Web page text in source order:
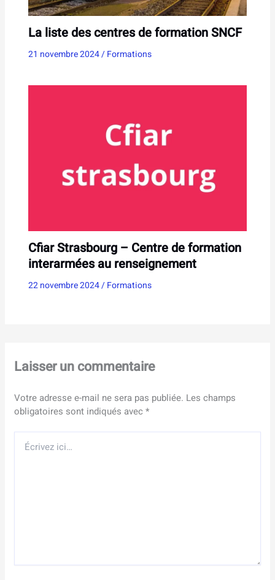
La liste des centres de formation SNCF
21 novembre 2024/Formations
Cfiar Strasbourg – Centre de formation
interarmées au renseignement
22 novembre 2024/Formations
Laisser un commentaire
Votre adresse e-mail ne sera pas publiée. Les champs
obligatoires sont indiqués avec*
ici…